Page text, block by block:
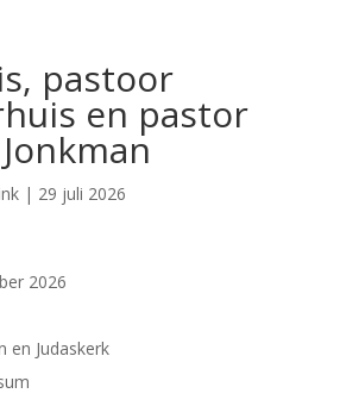
pastoor
en pastor
| 29 juli 2026
2026
en Judaskerk